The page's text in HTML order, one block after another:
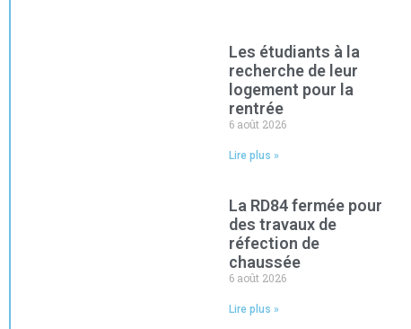
Les étudiants à la
recherche de leur
logement pour la
rentrée
6 août 2026
Lire plus »
La RD84 fermée pour
des travaux de
réfection de
chaussée
6 août 2026
Lire plus »